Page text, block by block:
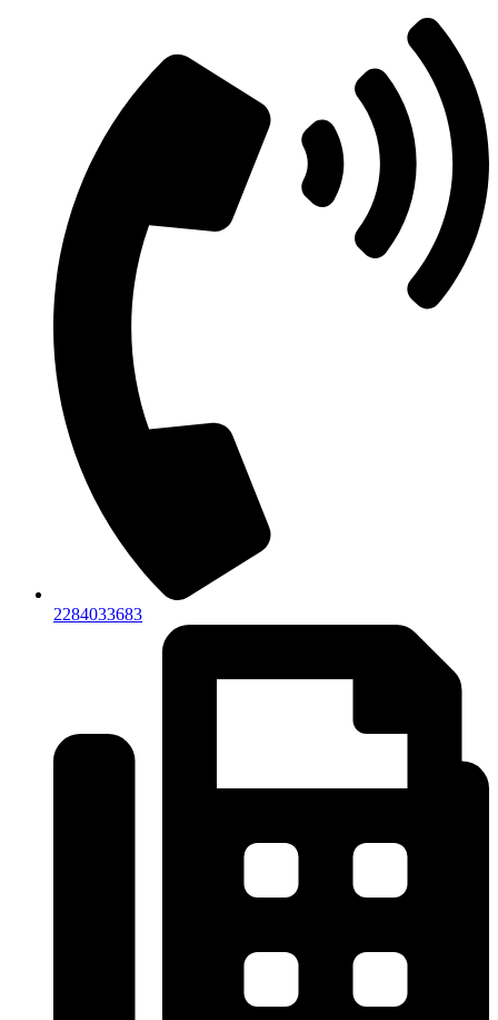
2284033683